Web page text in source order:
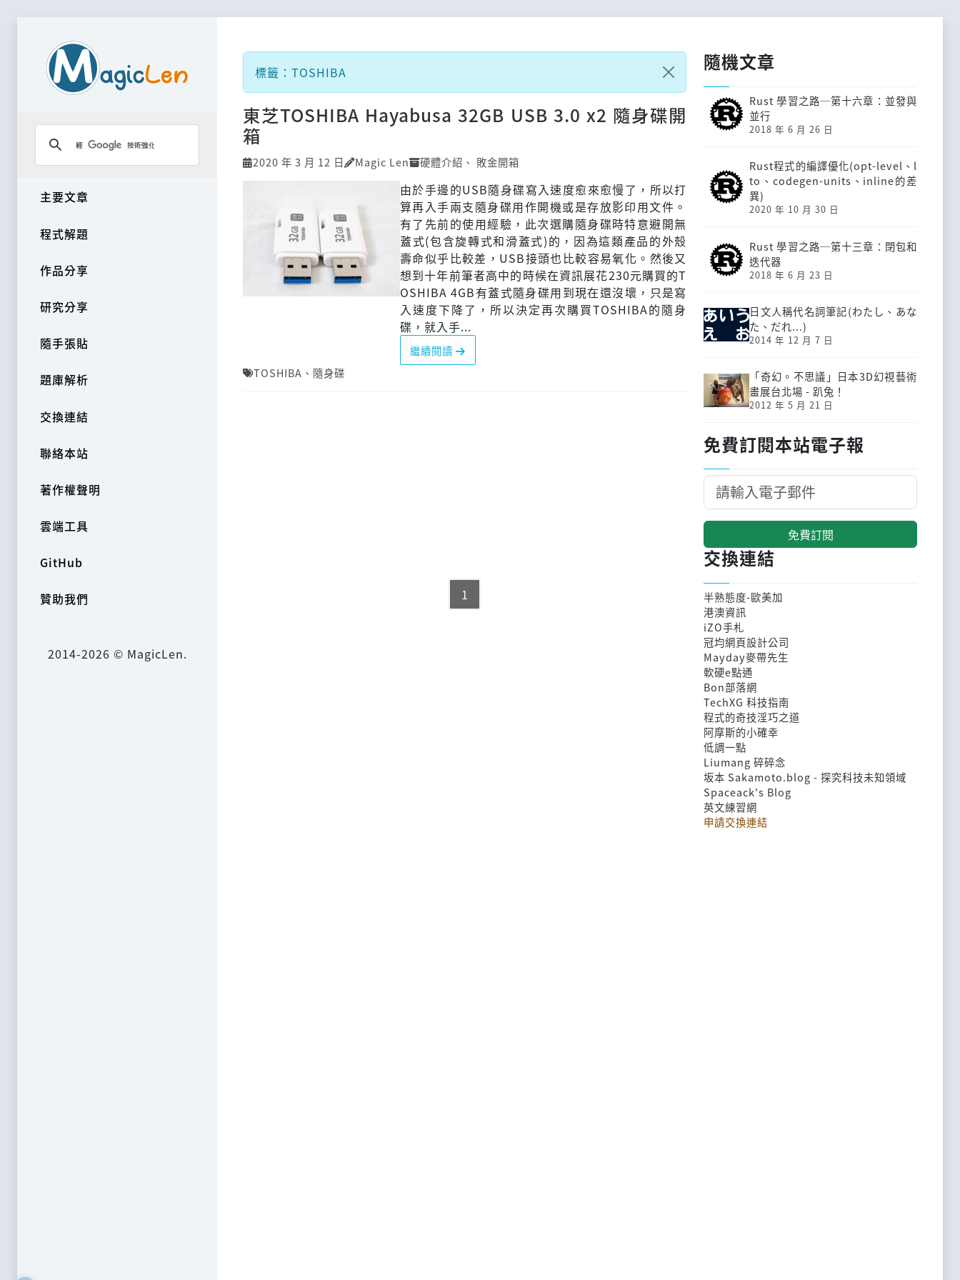
主要文章
程式解題
作品分享
研究分享
隨手張貼
題庫解析
交換連結
聯絡本站
著作權聲明
雲端工具
GitHub
贊助我們
2014-2026 © MagicLen.
標籤：TOSHIBA
東芝TOSHIBA Hayabusa 32GB USB 3.0 x2 隨身碟開
箱
2020 年 3 月 12 日 Magic Len 硬體介紹 、 敗金開箱
由於手邊的USB隨身碟寫入速度愈來愈慢了，所以打
算再入手兩支隨身碟用作開機或是存放影印用文件。
有了先前的使用經驗，此次選購隨身碟時特意避開無
蓋式(包含旋轉式和滑蓋式)的，因為這類產品的外殼
壽命似乎比較差，USB接頭也比較容易氧化。然後又
想到十年前筆者高中的時候在資訊展花230元購買的T
OSHIBA 4GB有蓋式隨身碟用到現在還沒壞，只是寫
入速度下降了，所以決定再次購買TOSHIBA的隨身
碟，就入手...
繼續閱讀
TOSHIBA 、 隨身碟
1
隨機文章
Rust 學習之路─第十六章：並發與
並行
2018 年 6 月 26 日
Rust程式的編譯優化(opt-level、l
to、codegen-units、inline的差
異)
2020 年 10 月 30 日
Rust 學習之路─第十三章：閉包和
迭代器
2018 年 6 月 23 日
日文人稱代名詞筆記(わたし、あな
た、だれ...)
2014 年 12 月 7 日
「奇幻。不思議」日本3D幻視藝術
畫展台北場 - 趴兔！
2012 年 5 月 21 日
免費訂閱本站電子報
免費訂閱
交換連結
半熟態度-歐美加
港澳資訊
iZO手札
冠均網頁設計公司
Mayday麥帶先生
軟硬e點通
Bon部落網
TechXG 科技指南
程式的奇技淫巧之道
阿摩斯的小確幸
低調一點
Liumang 碎碎念
坂本 Sakamoto.blog - 探究科技未知領域
Spaceack's Blog
英文練習網
申請交換連結